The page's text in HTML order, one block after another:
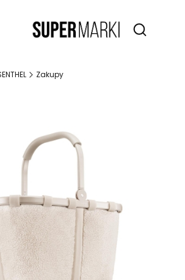
Otwórz
Zakupy